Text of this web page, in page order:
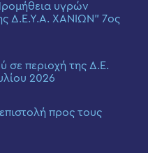
υγρών
Δ.Ε.Υ.Α. ΧΑΝΙΩΝ” 7ος
σε περιοχή της Δ.Ε.
2026
προς τους